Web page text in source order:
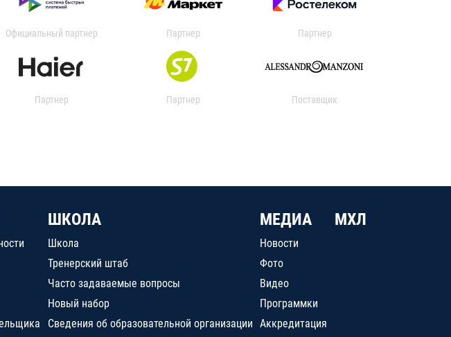
Официальный партнер Партнер Партнер
Партнер Партнер Поставщик
ШКОЛА
Школа
Тренерский штаб
Часто задаваемые вопросы
Новый набор
Сведения об образовательной организации
МЕДИА
Новости
Фото
Видео
Программки
Аккредитация
МХЛ